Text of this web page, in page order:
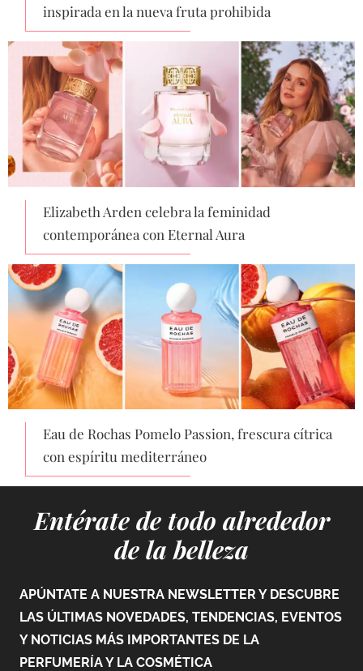
inspirada en la nueva fruta prohibida
Elizabeth Arden celebra la feminidad
contemporánea con Eternal Aura
Eau de Rochas Pomelo Passion, frescura cítrica
con espíritu mediterráneo
Entérate de todo alrededor
de la belleza
APÚNTATE A NUESTRA NEWSLETTER Y DESCUBRE
LAS ÚLTIMAS NOVEDADES, TENDENCIAS, EVENTOS
Y NOTICIAS MÁS IMPORTANTES DE LA
PERFUMERÍA Y LA COSMÉTICA